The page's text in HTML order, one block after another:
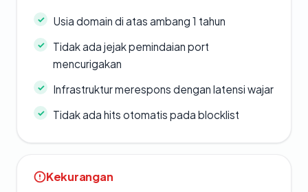
Usia domain di atas ambang 1 tahun
Tidak ada jejak pemindaian port
mencurigakan
Infrastruktur merespons dengan latensi wajar
Tidak ada hits otomatis pada blocklist
Kekurangan